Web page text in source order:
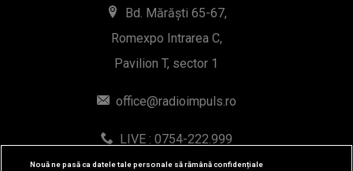
Bd. Mărăști 65-67,
Romexpo Intrarea C,
Pavilion T, sector 1
office@radioimpuls.ro
LIVE : 0754-222.999
WhatsApp: 0754-222.999
Nouă ne pasă ca datele tale personale să rămână confidențiale